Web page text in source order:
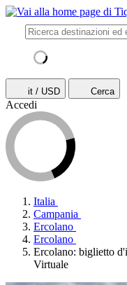
it / USD Cerca
Accedi
Italia
Campania
Ercolano
Ercolano
Ercolano: biglietto
Virtuale